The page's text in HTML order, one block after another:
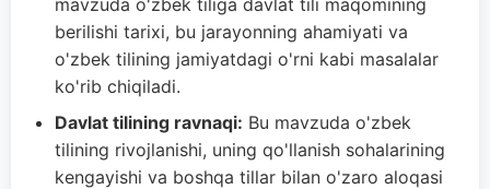
mavzuda o'zbek tiliga davlat tili maqomining
berilishi tarixi, bu jarayonning ahamiyati va
o'zbek tilining jamiyatdagi o'rni kabi masalalar
ko'rib chiqiladi.
Davlat tilining ravnaqi: Bu mavzuda o'zbek
tilining rivojlanishi, uning qo'llanish sohalarining
kengayishi va boshqa tillar bilan o'zaro aloqasi